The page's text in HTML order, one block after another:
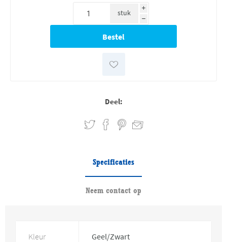
i
h
stuk
Deel:
Specificaties
Neem contact op
Kleur Geel/Zwart